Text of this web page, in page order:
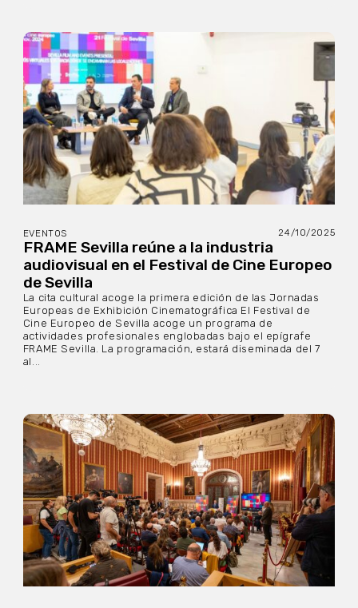
EVENTOS 24/10/2025
FRAME Sevilla reúne a la industria
audiovisual en el Festival de Cine Europeo
de Sevilla
La cita cultural acoge la primera edición de las Jornadas
Europeas de Exhibición Cinematográfica El Festival de
Cine Europeo de Sevilla acoge un programa de
actividades profesionales englobadas bajo el epígrafe
FRAME Sevilla. La programación, estará diseminada del 7
al...